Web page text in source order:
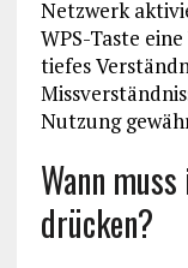
Netzwerk
WPS-Taste
tiefes
Nutzung
Wann
drücken?